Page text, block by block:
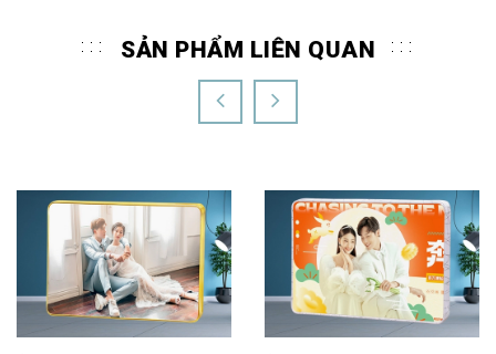
SẢN PHẨM LIÊN QUAN